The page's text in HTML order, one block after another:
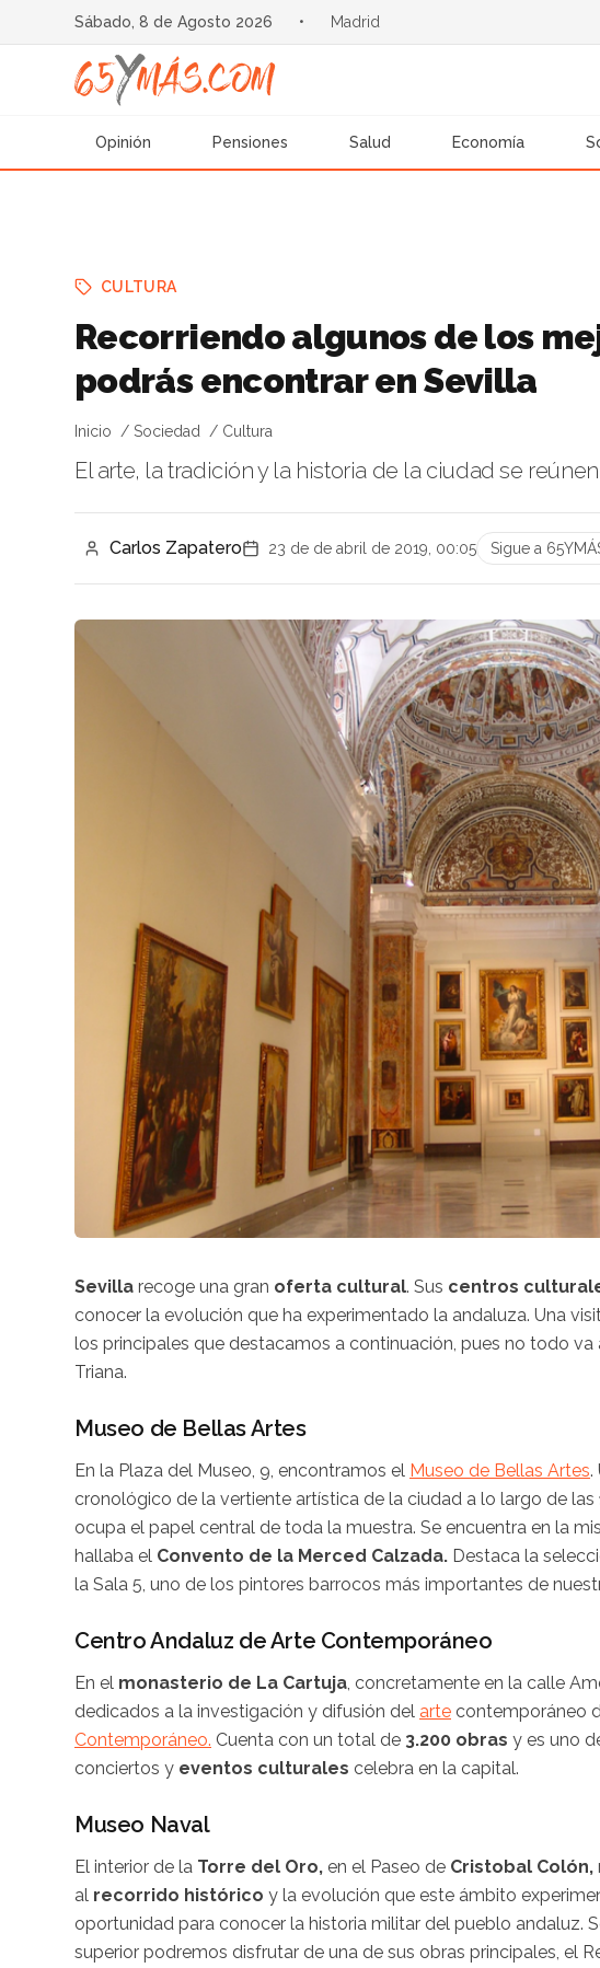
Sábado, 8 de Agosto 2026 • Madrid
Opinión Pensiones Salud Economía
CULTURA
Recorriendo algunos de los
podrás encontrar en Sevilla
Inicio Sociedad Cultura
El arte, la tradición y la historia de la ciudad se
Carlos Zapatero 23 de de abril de 2019, 00:05 Sigue a
Sevilla recoge una gran oferta cultural. Sus centros
conocer la evolución que ha experimentado la andaluza. Una
los principales que destacamos a continuación, pues no todo va
Triana.
Museo de Bellas Artes
En la Plaza del Museo, 9, encontramos el Museo de Bellas Artes.
cronológico de la vertiente artística de la ciudad a lo largo de las
ocupa el papel central de toda la muestra. Se encuentra en la
hallaba el Convento de la Merced Calzada. Destaca la
la Sala 5, uno de los pintores barrocos más importantes de
Centro Andaluz de Arte Contemporáneo
En el monasterio de La Cartuja , concretamente en la calle
dedicados a la investigación y difusión del arte contemporáneo
Contemporáneo. Cuenta con un total de 3.200 obras y es uno
conciertos y eventos culturales celebra en la capital.
Museo Naval
El interior de la Torre del Oro, en el Paseo de Cristobal Colón,
al recorrido histórico y la evolución que este ámbito
oportunidad para conocer la historia militar del pueblo andaluz.
superior podremos disfrutar de una de sus obras principales, el